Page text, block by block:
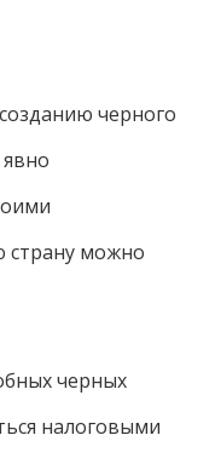
черного
страну можно
черных
налоговыми